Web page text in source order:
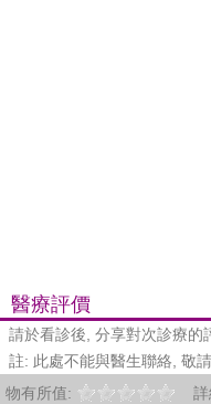
醫療評價
請於看診後, 分享對次診療的
註: 此處不能與醫生聯絡, 敬
物有所值: